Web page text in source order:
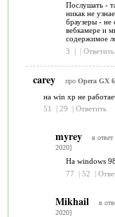
Послушать -
никак не
браузеры - не
вебкамере и
содержимое
3
| | Ответить
carey про Opera GX
на win xp не
51
29 Ответить
myrey в ответ
2020]
На windows
77
| 52 |
Mikhail в
2020]